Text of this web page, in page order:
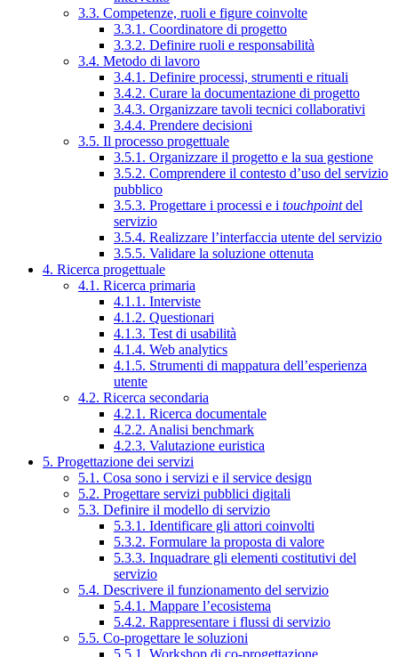
3.3. Competenze, ruoli e figure coinvolte
3.3.1. Coordinatore di progetto
3.3.2. Definire ruoli e responsabilità
3.4. Metodo di lavoro
3.4.1. Definire processi, strumenti e rituali
3.4.2. Curare la documentazione di progetto
3.4.3. Organizzare tavoli tecnici collaborativi
3.4.4. Prendere decisioni
3.5. Il processo progettuale
3.5.1. Organizzare il progetto e la sua gestione
3.5.2. Comprendere il contesto d’uso del servizio
pubblico
3.5.3. Progettare i processi e i touchpointdel
servizio
3.5.4. Realizzare l’interfaccia utente del servizio
3.5.5. Validare la soluzione ottenuta
4. Ricerca progettuale
4.1. Ricerca primaria
4.1.1. Interviste
4.1.2. Questionari
4.1.3. Test di usabilità
4.1.4. Web analytics
4.1.5. Strumenti di mappatura dell’esperienza
utente
4.2. Ricerca secondaria
4.2.1. Ricerca documentale
4.2.2. Analisi benchmark
4.2.3. Valutazione euristica
5. Progettazione dei servizi
5.1. Cosa sono i servizi e il service design
5.2. Progettare servizi pubblici digitali
5.3. Definire il modello di servizio
5.3.1. Identificare gli attori coinvolti
5.3.2. Formulare la proposta di valore
5.3.3. Inquadrare gli elementi costitutivi del
servizio
5.4. Descrivere il funzionamento del servizio
5.4.1. Mappare l’ecosistema
5.4.2. Rappresentare i flussi di servizio
5.5. Co-progettare le soluzioni
5.5.1. Workshop di co-progettazione